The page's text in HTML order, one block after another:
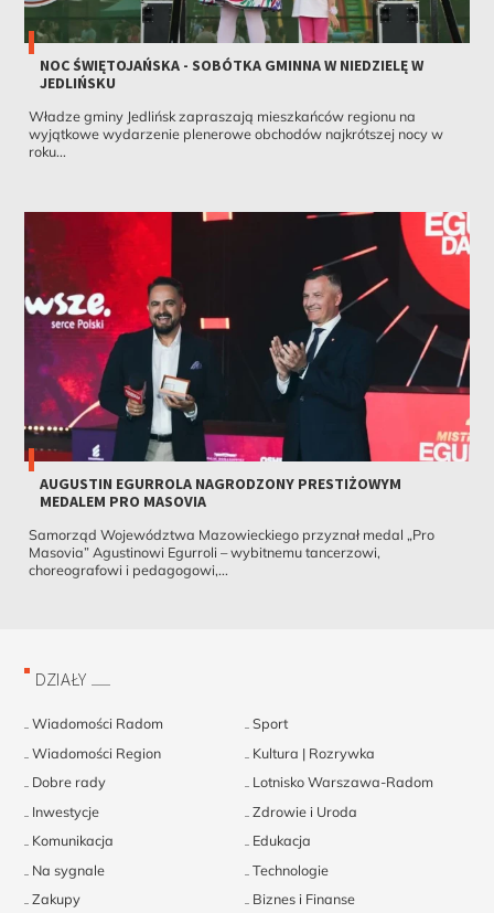
NOC ŚWIĘTOJAŃSKA - SOBÓTKA GMINNA W NIEDZIELĘ W
JEDLIŃSKU
Władze gminy Jedlińsk zapraszają mieszkańców regionu na
wyjątkowe wydarzenie plenerowe obchodów najkrótszej nocy w
roku...
AUGUSTIN EGURROLA NAGRODZONY PRESTIŻOWYM
MEDALEM PRO MASOVIA
Samorząd Województwa Mazowieckiego przyznał medal „Pro
Masovia” Agustinowi Egurroli – wybitnemu tancerzowi,
choreografowi i pedagogowi,...
DZIAŁY
Wiadomości Radom
Sport
Wiadomości Region
Kultura | Rozrywka
Dobre rady
Lotnisko Warszawa-Radom
Inwestycje
Zdrowie i Uroda
Komunikacja
Edukacja
Na sygnale
Technologie
Zakupy
Biznes i Finanse